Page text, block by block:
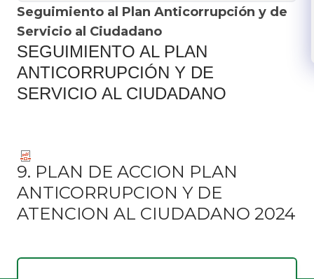
Seguimiento al Plan Anticorrupción y de
Servicio al Ciudadano
SEGUIMIENTO AL PLAN
ANTICORRUPCIÓN Y DE
SERVICIO AL CIUDADANO
9. PLAN DE ACCION PLAN
ANTICORRUPCION Y DE
ATENCION AL CIUDADANO 2024